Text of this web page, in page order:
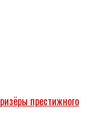
престижного